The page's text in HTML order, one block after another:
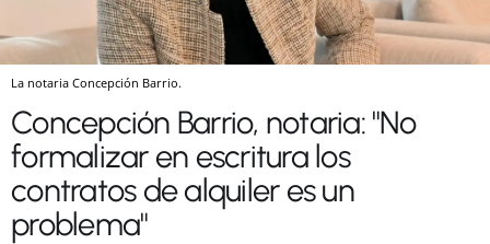
La notaria Concepción Barrio.
Concepción Barrio, notaria: "No
formalizar en escritura los
contratos de alquiler es un
problema"